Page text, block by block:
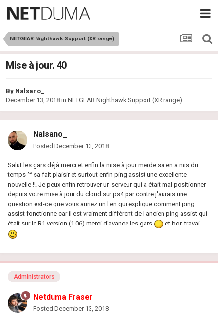
NETGEAR Nighthawk Support (XR range)
Mise à jour. 40
By Nalsano_
December 13, 2018 in NETGEAR Nighthawk Support (XR range)
Nalsano_
Posted December 13, 2018
Salut les gars déjà merci et enfin la mise à jour merde sa en a mis du
temps ^^ sa fait plaisir et surtout enfin ping assist une excellente
nouvelle !!! Je peux enfin retrouver un serveur qui a était mal positionner
depuis votre mise à jour du cloud sur ps4 par contre j'aurais une
question est-ce que vous auriez un lien qui explique comment ping
assist fonctionne car il est vraiment différent de l'ancien ping assist qui
était sur le R1 version (1.06) merci d'avance les gars
et bon travail
Administrators
Netduma Fraser
Posted December 13, 2018